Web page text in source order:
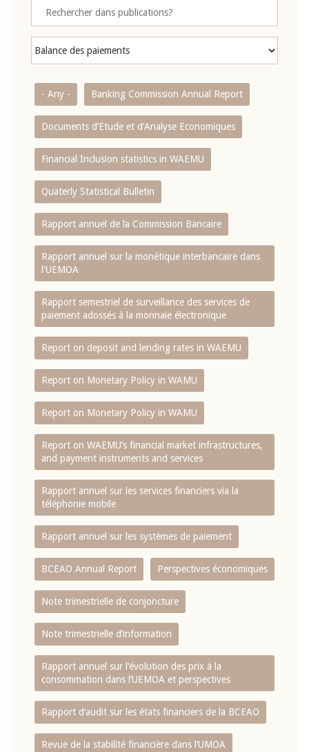
- Any - Banking Commission Annual Report
Documents d’Etude et d’Analyse Economiques
Financial Inclusion statistics in WAEMU
Quaterly Statistical Bulletin
Rapport annuel de la Commission Bancaire
Rapport annuel sur la monétique interbancaire dans
l'UEMOA
Rapport semestriel de surveillance des services de
paiement adossés à la monnaie électronique
Report on deposit and lending rates in WAEMU
Report on Monetary Policy in WAMU
Report on Monetary Policy in WAMU
Report on WAEMU’s financial market infrastructures,
and payment instruments and services
Rapport annuel sur les services financiers via la
téléphonie mobile
Rapport annuel sur les systèmes de paiement
BCEAO Annual Report Perspectives économiques
Note trimestrielle de conjoncture
Note trimestrielle d‘information
Rapport annuel sur l‘évolution des prix à la
consommation dans l‘UEMOA et perspectives
Rapport d‘audit sur les états financiers de la BCEAO
Revue de la stabilité financière dans l‘UMOA